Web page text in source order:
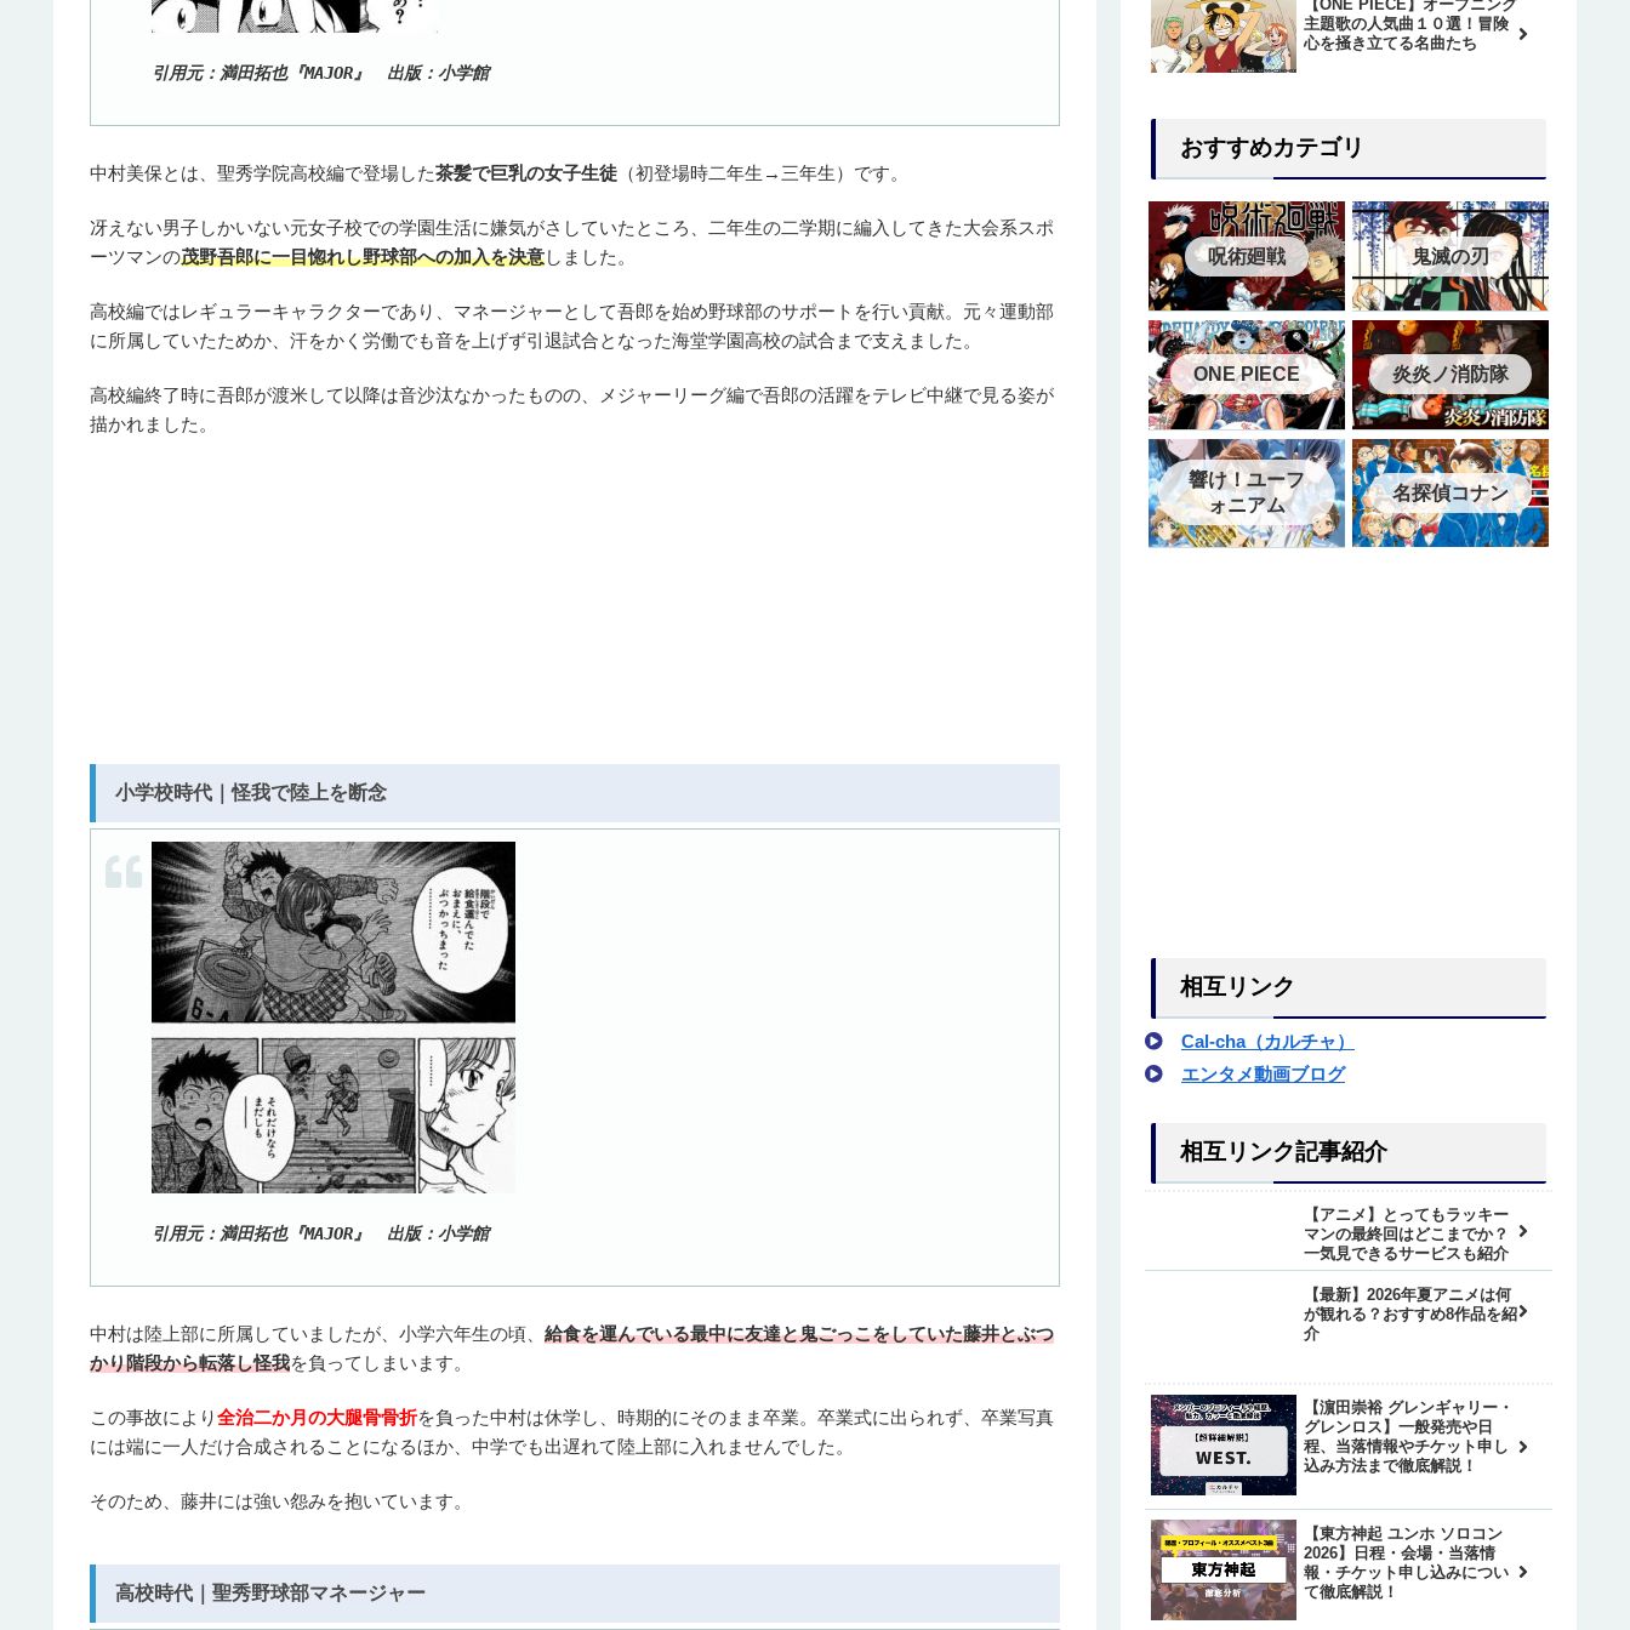
引用元：満田拓也『MAJOR』 出版：小学館
中村美保とは、聖秀学院高校編で登場した茶髪で巨乳の女子生徒 （初登場時二年生→三年生）です。
冴えない男子しかいない元女子校での学園生活に嫌気がさしていたところ、二年生の二学期に編入してきた大会系スポ
ーツマンの茂野吾郎に一目惚れし野球部への加入を決意しました。
高校編ではレギュラーキャラクターであり、マネージャーとして吾郎を始め野球部のサポートを行い貢献。元々運動部
に所属していたためか、汗をかく労働でも音を上げず引退試合となった海堂学園高校の試合まで支えました。
高校編終了時に吾郎が渡米して以降は音沙汰なかったものの、メジャーリーグ編で吾郎の活躍をテレビ中継で見る姿が
描かれました。
小学校時代｜怪我で陸上を断念
引用元：満田拓也『MAJOR』 出版：小学館
中村は陸上部に所属していましたが、小学六年生の頃、 給食を運んでいる最中に友達と鬼ごっこをしていた藤井とぶつ
かり階段から転落し怪我を負ってしまいます。
この事故により全治二か月の大腿骨骨折を負った中村は休学し、時期的にそのまま卒業。卒業式に出られず、卒業写真
には端に一人だけ合成されることになるほか、中学でも出遅れて陸上部に入れませんでした。
そのため、藤井には強い怨みを抱いています。
高校時代｜聖秀野球部マネージャー
【ONE PIECE】オープニング
主題歌の人気曲１０選！冒険
心を掻き立てる名曲たち
おすすめカテゴリ
呪術廻戦 鬼滅の刃
ONE PIECE 炎炎ノ消防隊
響け！ユーフ
ォニアム
名探偵コナン
相互リンク
Cal-cha（カルチャ）
エンタメ動画ブログ
相互リンク記事紹介
【アニメ】とってもラッキー
マンの最終回はどこまでか？
一気見できるサービスも紹介
【最新】2026年夏アニメは何
が観れる？おすすめ8作品を紹
介
【濵田崇裕 グレンギャリー・
グレンロス】一般発売や日
程、当落情報やチケット申し
込み方法まで徹底解説！
【東方神起 ユンホ ソロコン
2026】日程・会場・当落情
報・チケット申し込みについ
て徹底解説！